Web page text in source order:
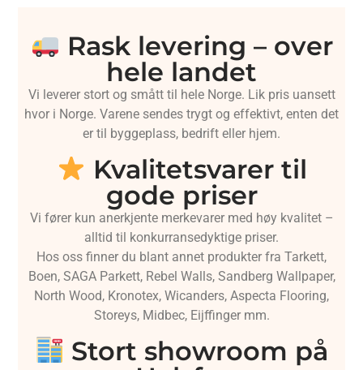
Rask levering – over
hele landet
Vi leverer stort og smått til hele Norge. Lik pris uansett
hvor i Norge. Varene sendes trygt og effektivt, enten det
er til byggeplass, bedrift eller hjem.
Kvalitetsvarer til
gode priser
Vi fører kun anerkjente merkevarer med høy kvalitet –
alltid til konkurransedyktige priser.
Hos oss finner du blant annet produkter fra Tarkett,
Boen, SAGA Parkett, Rebel Walls, Sandberg Wallpaper,
North Wood, Kronotex, Wicanders, Aspecta Flooring,
Storeys, Midbec, Eijffinger mm.
Stort showroom på